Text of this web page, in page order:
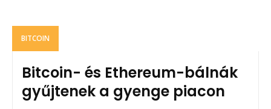
BITCOIN
Bitcoin- és Ethereum-bálnák
gyűjtenek a gyenge piacon